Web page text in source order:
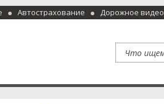
Автострахование Дорожное видео